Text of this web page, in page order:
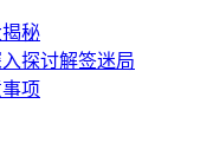
秘
探讨解签迷局
项